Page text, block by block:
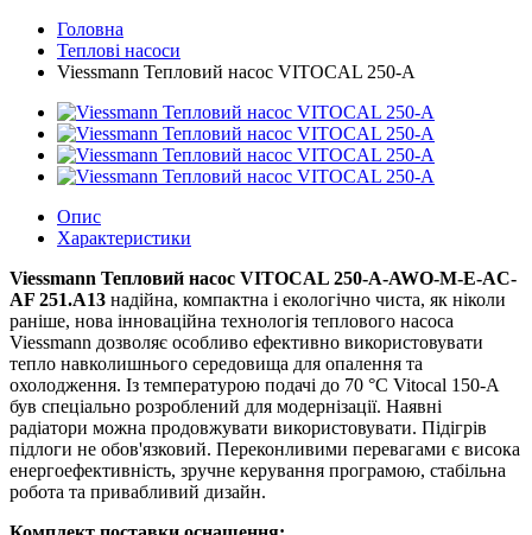
Головна
Теплові насоси
Viessmann Тепловий насос VITOCAL 250-A
Опис
Характеристики
Viessmann Тепловий насос VITOCAL 250-A-AWO-M-E-AC-
AF 251.A13 надійна, компактна і екологічно чиста, як ніколи
раніше, нова інноваційна технологія теплового насоса
Viessmann дозволяє особливо ефективно використовувати
тепло навколишнього середовища для опалення та
охолодження. Із температурою подачі до 70 °C Vitocal 150-A
був спеціально розроблений для модернізації. Наявні
радіатори можна продовжувати використовувати. Підігрів
підлоги не обов'язковий. Переконливими перевагами є висока
енергоефективність, зручне керування програмою, стабільна
робота та привабливий дизайн.